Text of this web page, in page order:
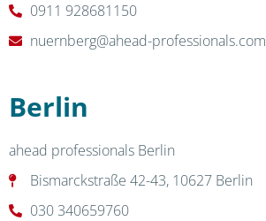
0911 928681150
nuernberg@ahead-professionals.com
Berlin
ahead professionals Berlin
Bismarckstraße 42-43, 10627 Berlin
030 340659760